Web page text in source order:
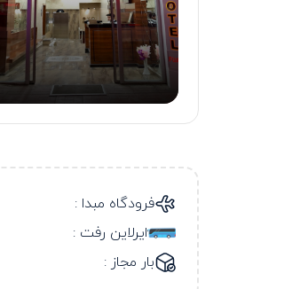
فرودگاه مبدا :
ایرلاین رفت :
بار مجاز :